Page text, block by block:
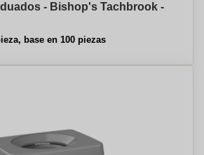
- Bishop's Tachbrook -
base en 100 piezas